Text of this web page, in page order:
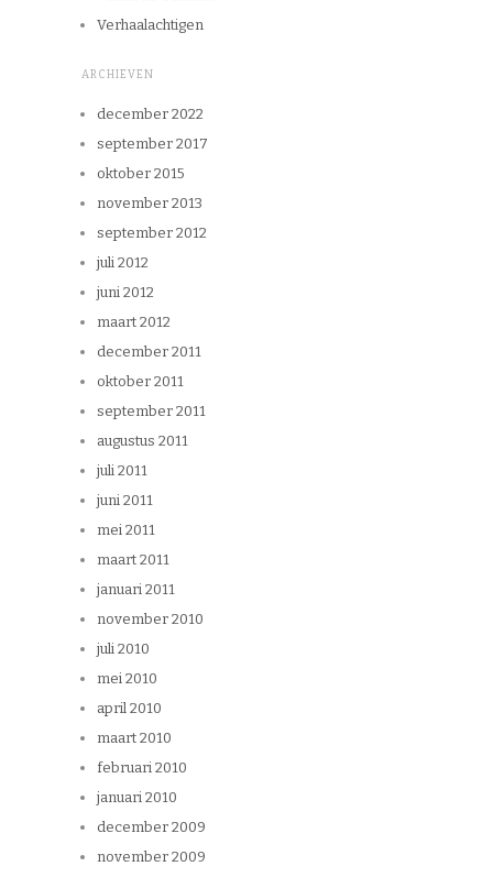
Verhaalachtigen
ARCHIEVEN
december 2022
september 2017
oktober 2015
november 2013
september 2012
juli 2012
juni 2012
maart 2012
december 2011
oktober 2011
september 2011
augustus 2011
juli 2011
juni 2011
mei 2011
maart 2011
januari 2011
november 2010
juli 2010
mei 2010
april 2010
maart 2010
februari 2010
januari 2010
december 2009
november 2009